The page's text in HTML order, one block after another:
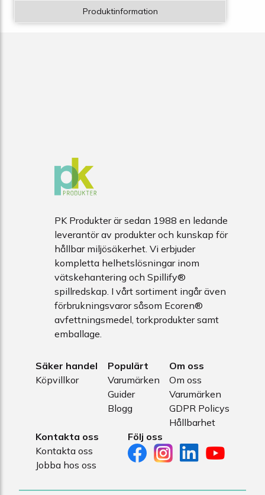
Produktinformation
PK Produkter är sedan 1988 en ledande
leverantör av produkter och kunskap för
hållbar miljösäkerhet. Vi erbjuder
kompletta helhetslösningar inom
vätskehantering och Spillify®
spillredskap. I vårt sortiment ingår även
förbrukningsvaror såsom Ecoren®
avfettningsmedel, torkprodukter samt
emballage.
Säker handel
Köpvillkor
Populärt
Varumärken
Guider
Blogg
Om oss
Om oss
Varumärken
GDPR Policys
Hållbarhet
Kontakta oss
Kontakta oss
Jobba hos oss
Följ oss